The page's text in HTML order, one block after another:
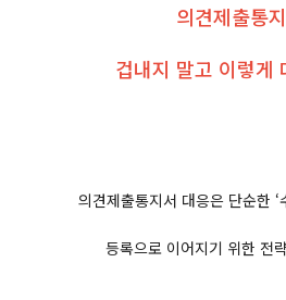
의견제출통
겁내지 말고 이렇게
의견제출통지서 대응은 단순한 ‘
등록으로 이어지기 위한 전